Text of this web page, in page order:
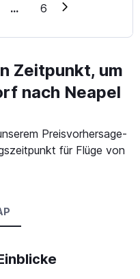
... 6
Zeitpunkt, um
nach Neapel
Preisvorhersage-
für Flüge von